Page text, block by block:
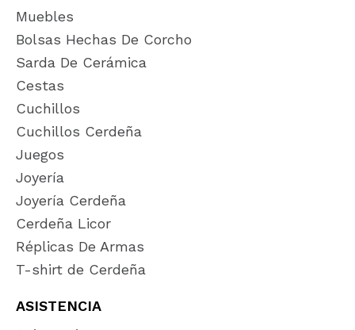
Muebles
Bolsas Hechas De Corcho
Sarda De Cerámica
Cestas
Cuchillos
Cuchillos Cerdeña
Juegos
Joyería
Joyería Cerdeña
Cerdeña Licor
Réplicas De Armas
T-shirt de Cerdeña
ASISTENCIA